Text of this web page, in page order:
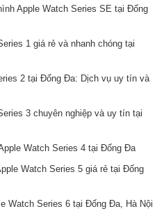
Apple Watch Series SE tại Đống
1 giá rẻ và nhanh chóng tại
2 tại Đống Đa: Dịch vụ uy tín và
3 chuyên nghiệp và uy tín tại
Watch Series 4 tại Đống Đa
Watch Series 5 giá rẻ tại Đống
Watch Series 6 tại Đống Đa, Hà Nội